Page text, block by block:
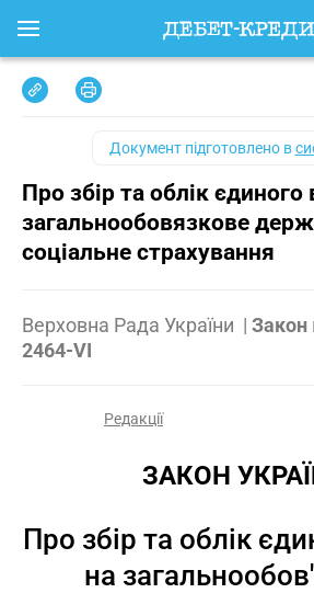
Документ підготовлено в
Про збір та облік єдиного
загальнообовязкове
соціальне страхування
Верховна Рада України | Закон
2464-VI
Редакції
ЗАКОН
Про збір та облік
на